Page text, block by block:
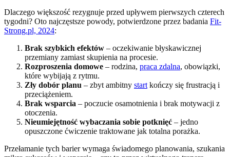
Dlaczego większość rezygnuje przed upływem pierwszych czterech
tygodni? Oto najczęstsze powody, potwierdzone przez badania Fit-
Strong.pl, 2024:
Brak szybkich efektów – oczekiwanie błyskawicznej
przemiany zamiast skupienia na procesie.
Rozproszenia domowe – rodzina, praca zdalna, obowiązki,
które wybijają z rytmu.
Zły dobór planu – zbyt ambitny start kończy się frustracją i
przeciążeniem.
Brak wsparcia – poczucie osamotnienia i brak motywacji z
otoczenia.
Nieumiejętność wybaczania sobie potknięć – jedno
opuszczone ćwiczenie traktowane jak totalna porażka.
Przełamanie tych barier wymaga świadomego planowania, szukania